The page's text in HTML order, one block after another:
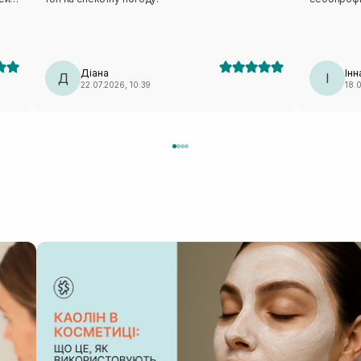
Д Діана
22.07.2026, 10:39 І